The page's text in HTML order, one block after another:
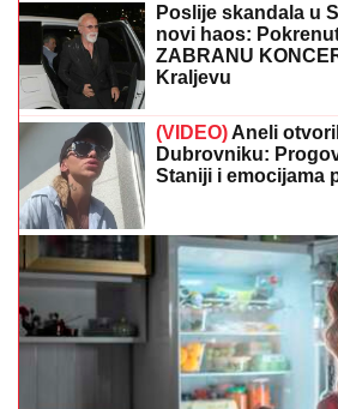
Poslije skandala u
novi haos:
ZABRANU
Kraljevu
(VIDEO) Aneli
Dubrovniku:
Staniji i emocijama